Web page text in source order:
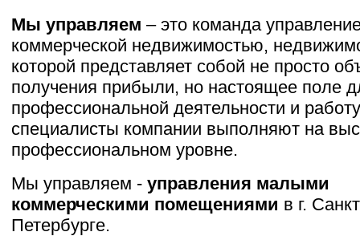
Мы управляем – это команда
коммерческой недвижимостью,
которой представляет собой не просто
получения прибыли, но настоящее поле
профессиональной деятельности и
специалисты компании выполняют на
профессиональном уровне.
Мы управляем - управления малыми
коммерческими помещениями в г.
Петербурге.